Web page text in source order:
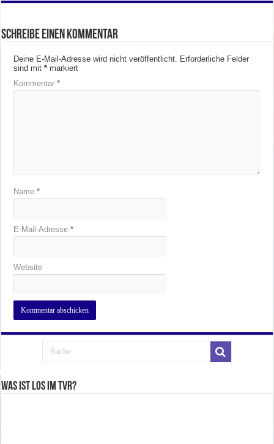
Schreibe einen Kommentar
Deine E-Mail-Adresse wird nicht veröffentlicht. Erforderliche Felder
sind mit* markiert
Kommentar*
Name*
E-Mail-Adresse*
Website
Was ist los im TVR?